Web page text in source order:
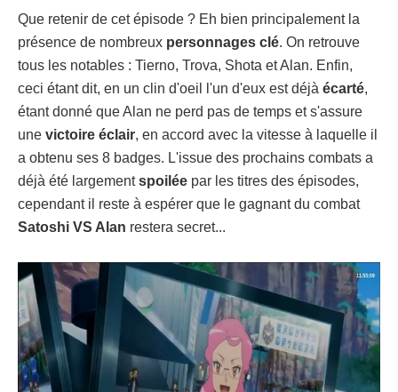
Que retenir de cet épisode ? Eh bien principalement la
présence de nombreux personnages clé. On retrouve
tous les notables : Tierno, Trova, Shota et Alan. Enfin,
ceci étant dit, en un clin d'oeil l'un d'eux est déjà écarté,
étant donné que Alan ne perd pas de temps et s'assure
une victoire éclair, en accord avec la vitesse à laquelle il
a obtenu ses 8 badges. L'issue des prochains combats a
déjà été largementspoilée par les titres des épisodes,
cependant il reste à espérer que le gagnant du combat
Satoshi VS Alan restera secret...